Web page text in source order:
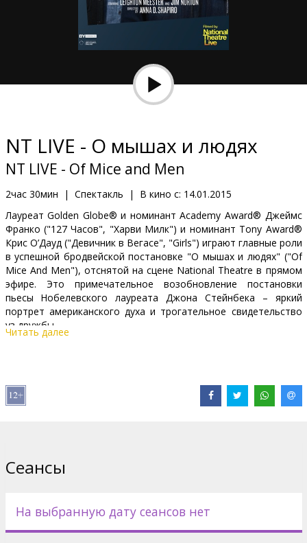
Подарки
Клуб
NT LIVE - О мышах и людях
NT LIVE - Of Mice and Men
2час 30мин | Спектакль | В кино с: 14.01.2015
Лауреат Golden Globe® и номинант Academy Award® Джеймс
Франко ("127 Часов", "Харви Милк") и номинант Tony Award®
Крис О’Дауд ("Девичник в Вегасе", "Girls") играют главные роли
в успешной бродвейской постановке "О мышах и людях" ("Of
Mice And Men"), отснятой на сцене National Theatre в прямом
эфире. Это примечательное возобновление постановки
пьесы Нобелевского лауреата Джона Стейнбека – яркий
портрет американского духа и трогательное свидетельство
уз дружбы.
Мистер ("Я ухожу – не плачь", "Сплетница") и лауреат Tony
Award® Джим Нортон ("Моряки"). Постановка была
Постановки транслируются на английском языке с
англоязычными субтитрами.
Дистрибьютор: BY Experience
Pежиссер : Anna D. Shapiro
Читать далее
Сеансы
На выбранную дату сеансов нет